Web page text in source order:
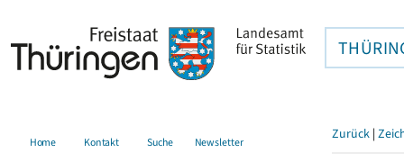
Home Kontakt Suche Newsletter Zurück |